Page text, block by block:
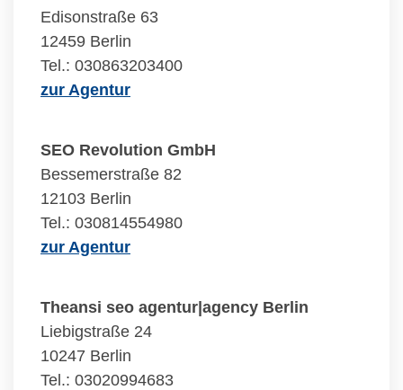
Edisonstraße 63
12459 Berlin
Tel.: 030863203400
zur Agentur
SEO Revolution GmbH
Bessemerstraße 82
12103 Berlin
Tel.: 030814554980
zur Agentur
Theansi seo agentur|agency Berlin
Liebigstraße 24
10247 Berlin
Tel.: 03020994683